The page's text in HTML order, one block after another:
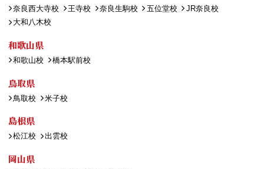
奈良西大寺校 王寺校 奈良生駒校 五位堂校
JR奈良校
大和八木校
和歌山県
和歌山校 橋本駅前校
鳥取県
鳥取校 米子校
島根県
松江校 出雲校
岡山県